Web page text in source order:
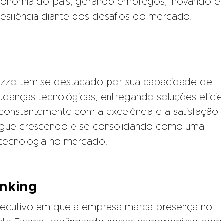
do país, gerando empregos, inovando
diante dos desafios do mercado.
tem se destacado por sua capacidade de
tecnológicas, entregando soluções
com a excelência e a satisfação
crescendo e se consolidando como uma
no mercado.
em que a empresa marca presença no